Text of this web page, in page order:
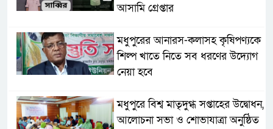
আসামি গ্রেপ্তার
মধুপুরের আনারস-কলাসহ কৃষিপণ্যকে
শিল্প খাতে নিতে সব ধরণের উদ্যোগ
নেয়া হবে
মধুপুরে বিশ্ব মাতৃদুগ্ধ সপ্তাহের উদ্বোধন,
আলোচনা সভা ও শোভাযাত্রা অনুষ্ঠিত